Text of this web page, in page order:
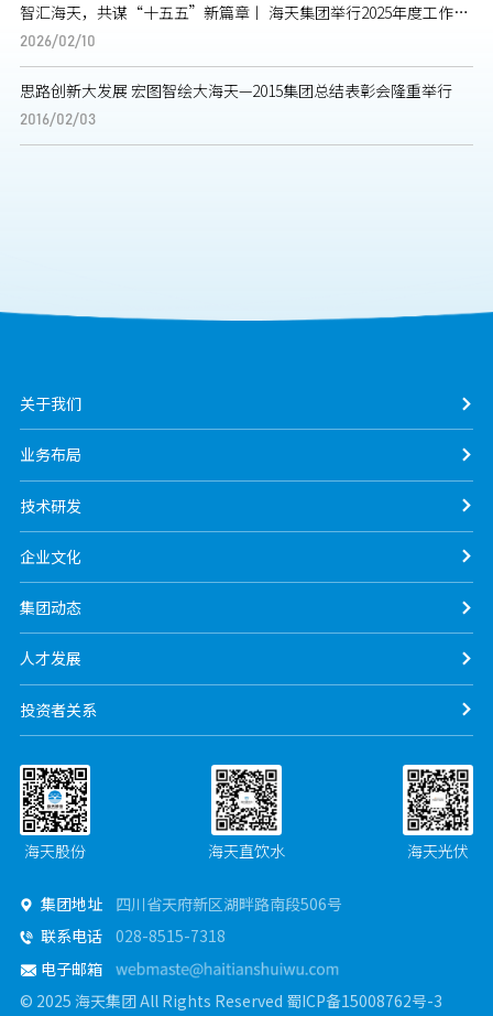
智汇海天，共谋“十五五”新篇章丨 海天集团举行2025年度工作会暨“十五五”战略规划发展论坛
2026/02/10
思路创新大发展 宏图智绘大海天—2015集团总结表彰会隆重举行
2016/02/03
海天股份 海天直饮水 海天光伏
 集团地址 四川省天府新区湖畔路南段506号
 联系电话 028-8515-7318
 电子邮箱
© 2025 海天集团 All Rights Reserved 蜀ICP备15008762号-3
关于我们
业务布局
技术研发
企业文化
集团动态
人才发展
投资者关系